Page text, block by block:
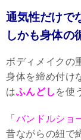
通気性だけで
しかも身体の
ボディメイクの
身体を締め付け
はふんどし を使
「バンドルショ
昔ながらの紐で